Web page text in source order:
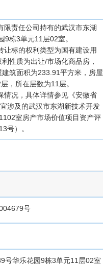
限责任公司持有的武汉市东湖
9栋3单元11层02室。
让标的权利类型为国有建设用
性质为出让/市场化商品房，
筑面积为233.91平方米，房屋
，所在层数为11层。
情况，具体详情参见《安徽省
涉及的武汉市东湖新技术开发
室房产市场价值项目资产评
号）。
号
号华乐花园9栋3单元11层02室